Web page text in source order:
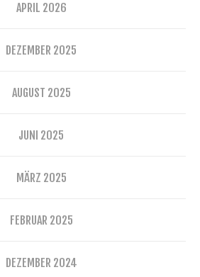
APRIL 2026
DEZEMBER 2025
AUGUST 2025
JUNI 2025
MÄRZ 2025
FEBRUAR 2025
DEZEMBER 2024